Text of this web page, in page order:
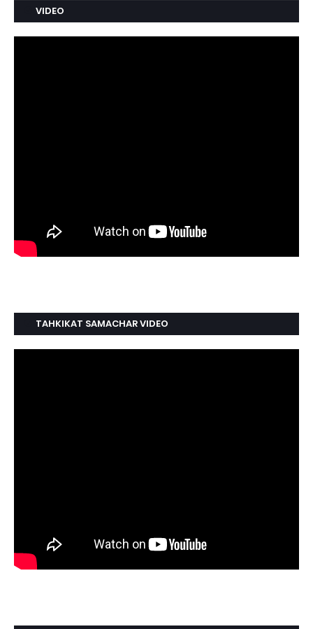
VIDEO
TAHKIKAT SAMACHAR VIDEO